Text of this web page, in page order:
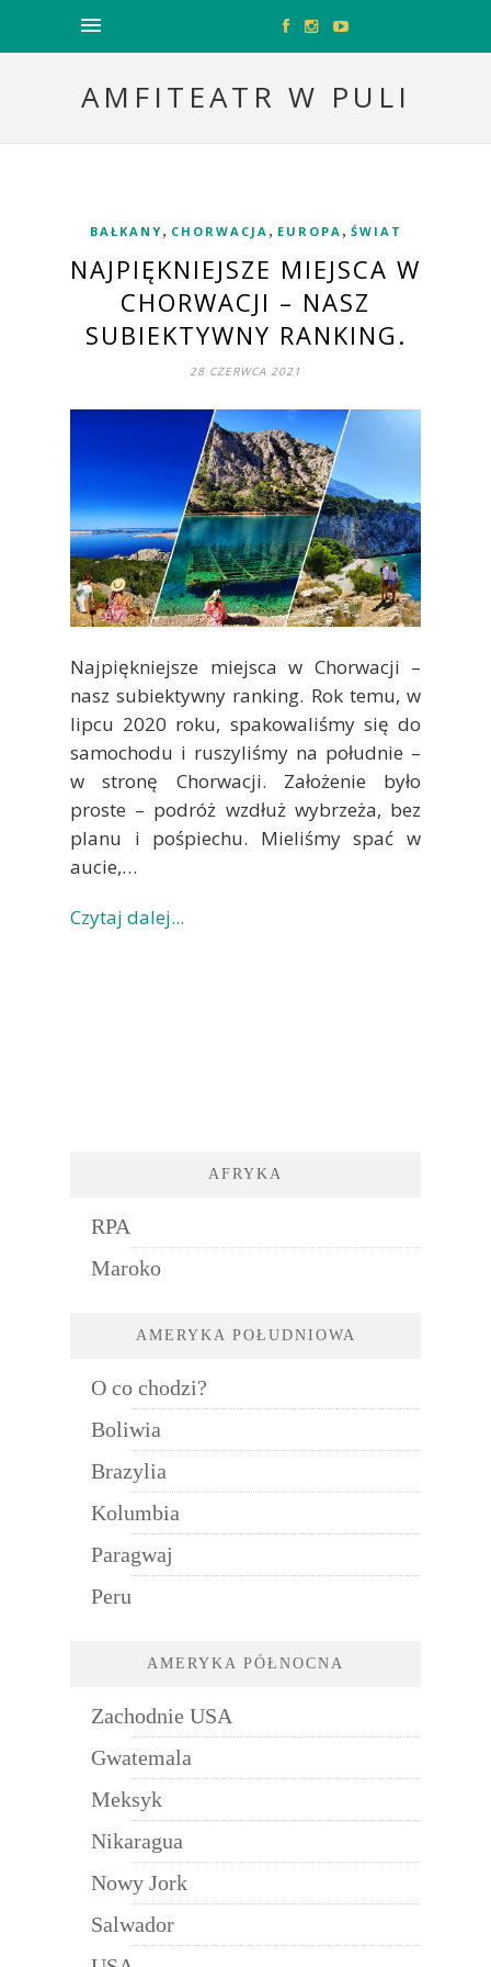
AMFITEATR W PULI
BAŁKANY , CHORWACJA , EUROPA , ŚWIAT
NAJPIĘKNIEJSZE MIEJSCA W
CHORWACJI – NASZ
SUBIEKTYWNY RANKING.
28 CZERWCA 2021
Najpiękniejsze miejsca w Chorwacji –
nasz subiektywny ranking. Rok temu, w
lipcu 2020 roku, spakowaliśmy się do
samochodu i ruszyliśmy na południe –
w stronę Chorwacji. Założenie było
proste – podróż wzdłuż wybrzeża, bez
planu i pośpiechu. Mieliśmy spać w
aucie,…
Czytaj dalej...
AFRYKA
RPA
Maroko
AMERYKA POŁUDNIOWA
O co chodzi?
Boliwia
Brazylia
Kolumbia
Paragwaj
Peru
AMERYKA PÓŁNOCNA
Zachodnie USA
Gwatemala
Meksyk
Nikaragua
Nowy Jork
Salwador